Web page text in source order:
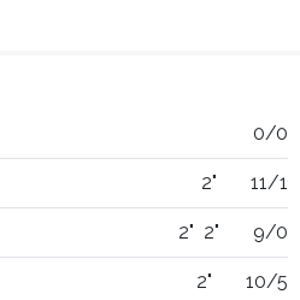
0/0
2" 11/1
2" 2" 9/0
2" 10/5